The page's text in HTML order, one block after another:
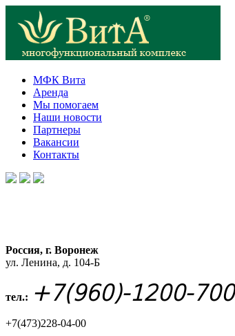
МФК Вита
Аренда
Мы помогаем
Наши новости
Партнеры
Вакансии
Контакты
Россия, г. Воронеж
ул. Ленина, д. 104-Б
тел.: +7(960)-1200-700
+7(473)228-04-00